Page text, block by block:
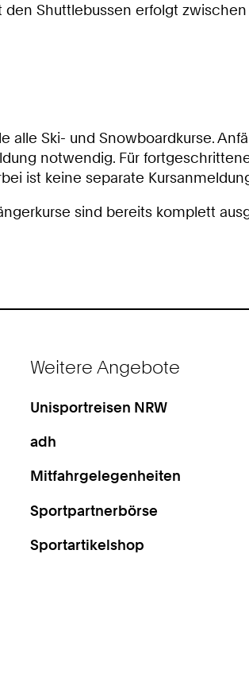
Shuttlebussen erfolgt
Ski- und Snowboardkurse.
notwendig. Für
ist keine separate
sind bereits komplett
Weitere Angebote
Unisportreisen NRW
adh
Mitfahrgelegenheiten
Sportpartnerbörse
Sportartikelshop